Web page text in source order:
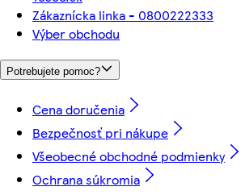
Zákaznícka linka - 0800222333
Výber obchodu
Potrebujete pomoc?
Cena doručenia
Bezpečnosť pri nákupe
Všeobecné obchodné podmienky
Ochrana súkromia